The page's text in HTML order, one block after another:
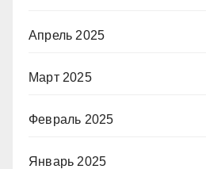
Апрель 2025
Март 2025
Февраль 2025
Январь 2025